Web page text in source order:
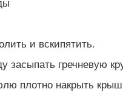
и вскипятить.
гречневую
плотно накрыть